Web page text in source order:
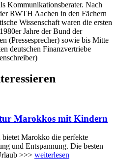
Kommunikationsberater. Nach
RWTH Aachen in den Fächern
Wissenschaft waren die ersten
Jahre der Bund der
(Pressesprecher) sowie bis Mitte
deutschen Finanzvertriebe
Marokkos mit Kindern
Marokko die perfekte
und Entspannung. Die besten
>>> weiterlesen